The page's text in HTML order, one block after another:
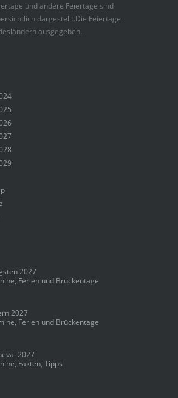
und andere Feiertage sind
dargestellt.Die Feiertage
ausgegeben.
2027
Ferien und Brückentage
2027
Ferien und Brückentage
2027
Fakten, Tipps